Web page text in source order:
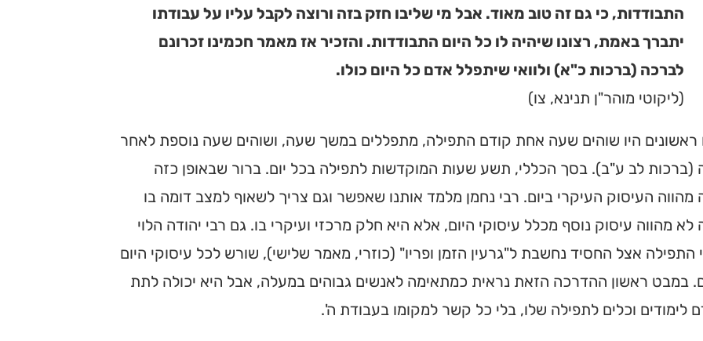
התבודדות, כי גם זה טוב מאוד. אבל מי שליבו חזק בזה ורוצה לקבל עליו על עבודתו
יתברך באמת, רצונו שיהיה לו כל היום התבודדות. והזכיר אז מאמר חכמינו זכרונם
לברכה (ברכות כ"א) ולוואי שיתפלל אדם כל היום כולו.
(ליקוטי מוהר"ן תנינא, צו)
ראשונים היו שוהים שעה אחת קודם התפילה, מתפללים במשך שעה, ושוהים שעה נוספת לאחר
(ברכות לב ע"ב). בסך הכללי, תשע שעות המוקדשות לתפילה בכל יום. ברור שבאופן כזה
מהווה העיסוק העיקרי ביום. רבי נחמן מלמד אותנו שאפשר וגם צריך לשאוף למצב דומה בו
לא מהווה עיסוק נוסף מכלל עיסוקי היום, אלא היא חלק מרכזי ועיקרי בו. גם רבי יהודה הלוי
התפילה אצל החסיד נחשבת ל"גרעין הזמן ופריו" (כוזרי, מאמר שלישי), שורש לכל עיסוקי היום
במבט ראשון ההדרכה הזאת נראית כמתאימה לאנשים גבוהים במעלה, אבל היא יכולה לתת
לימודים וכלים לתפילה שלו, בלי כל קשר למקומו בעבודת ה'.